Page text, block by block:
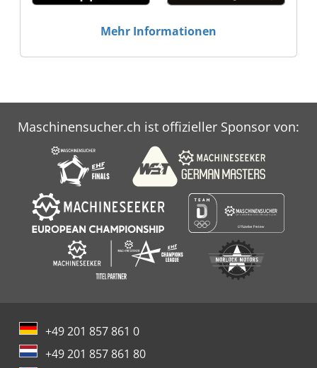
Mehr Informationen
Maschinensucher.ch ist offizieller Sponsor von:
+49 201 857 861 0
+49 201 857 861 80